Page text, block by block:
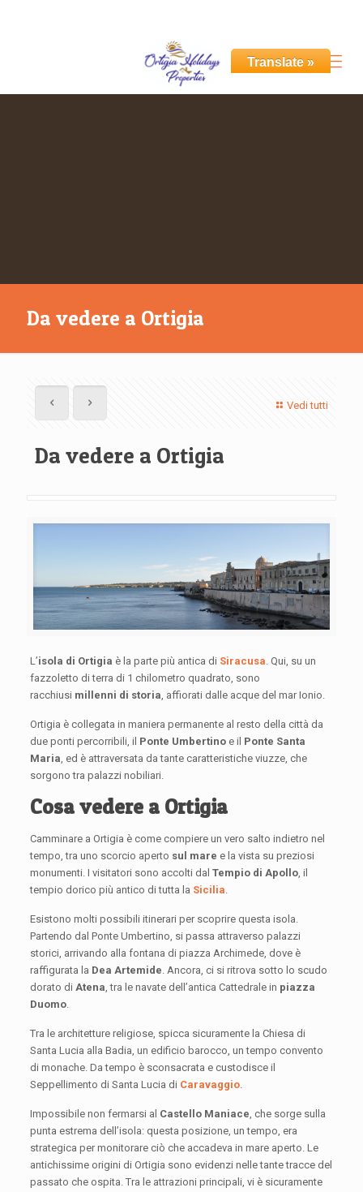
Da vedere a Ortigia
Vedi tutti
Da vedere a Ortigia
L’isola di Ortigia è la parte più antica di Siracusa. Qui, su un
fazzoletto di terra di 1 chilometro quadrato, sono
racchiusi millenni di storia, affiorati dalle acque del mar Ionio.
Ortigia è collegata in maniera permanente al resto della città da
due ponti percorribili, il Ponte Umbertinoe il Ponte Santa
Maria, ed è attraversata da tante caratteristiche viuzze, che
sorgono tra palazzi nobiliari.
Cosa vedere a Ortigia
Camminare a Ortigia è come compiere un vero salto indietro nel
tempo, tra uno scorcio aperto sul mare e la vista su preziosi
monumenti. I visitatori sono accolti dal Tempio di Apollo, il
tempio dorico più antico di tutta la Sicilia.
Esistono molti possibili itinerari per scoprire questa isola.
Partendo dal Ponte Umbertino, si passa attraverso palazzi
storici, arrivando alla fontana di piazza Archimede, dove è
raffigurata la Dea Artemide. Ancora, ci si ritrova sotto lo scudo
dorato di Atena, tra le navate dell’antica Cattedrale in piazza
Duomo.
Tra le architetture religiose, spicca sicuramente la Chiesa di
Santa Lucia alla Badia, un edificio barocco, un tempo convento
di monache. Da tempo è sconsacrata e custodisce il
Seppellimento di Santa Lucia di Caravaggio.
Impossibile non fermarsi al Castello Maniace, che sorge sulla
punta estrema dell’isola: questa posizione, un tempo, era
strategica per monitorare ciò che accadeva in mare aperto. Le
antichissime origini di Ortigia sono evidenzi nelle tante tracce del
passato che ospita. Tra le attrazioni principali, vi è sicuramente
Translate »